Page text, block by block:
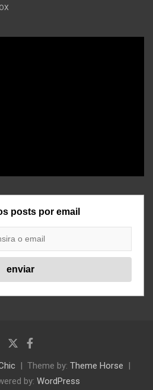
posts por email
Theme by: Theme Horse
by: WordPress